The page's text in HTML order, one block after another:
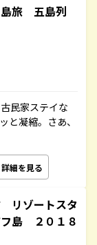
旅 五島列
民家ステイな
と凝縮。さあ、
詳細を見る
リゾートスタ
島 ２０１８